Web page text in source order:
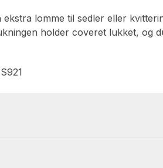
lomme til sedler eller
holder coveret lukket, og